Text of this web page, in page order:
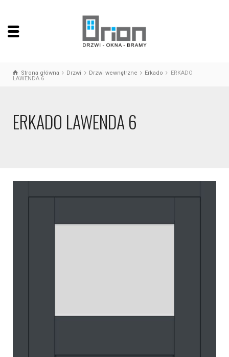
Strona główna Drzwi Drzwi wewnętrzne Erkado
ERKADO
LAWENDA 6
ERKADO LAWENDA 6